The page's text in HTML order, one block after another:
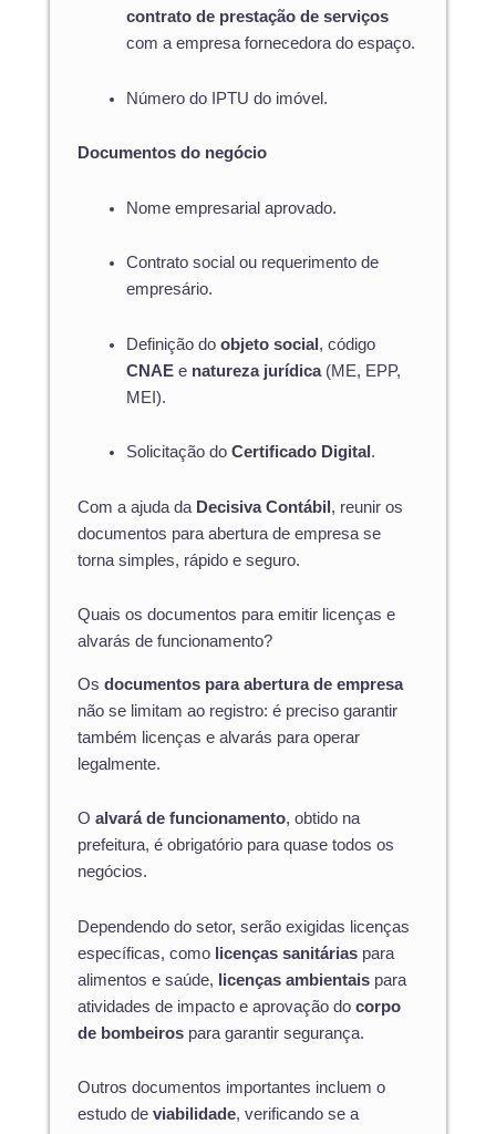
contrato de prestação de serviços
com a empresa fornecedora do espaço.
Número do IPTU do imóvel.
Documentos do negócio
Nome empresarial aprovado.
Contrato social ou requerimento de
empresário.
Definição do objeto social , código
CNAEe natureza jurídica(ME, EPP,
MEI).
Solicitação do Certificado Digital .
Com a ajuda da Decisiva Contábil , reunir os
documentos para abertura de empresa se
torna simples, rápido e seguro.
Quais os documentos para emitir licenças e
alvarás de funcionamento?
Os documentos para abertura de empresa
não se limitam ao registro: é preciso garantir
também licenças e alvarás para operar
legalmente.
O alvará de funcionamento, obtido na
prefeitura, é obrigatório para quase todos os
negócios.
Dependendo do setor, serão exigidas licenças
específicas, como licenças sanitárias para
alimentos e saúde,
licenças ambientais para
atividades de impacto e aprovação do corpo
de bombeiros para garantir segurança.
Outros documentos importantes incluem o
estudo de viabilidade, verificando se a